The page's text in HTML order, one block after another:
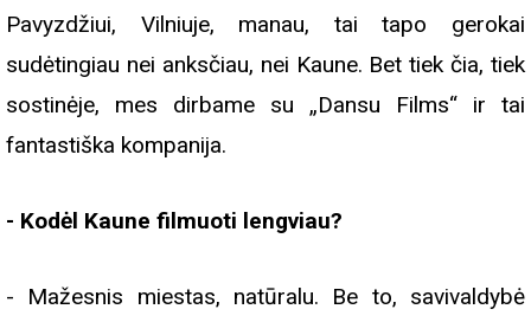
Pavyzdžiui, Vilniuje, manau, tai tapo gerokai
sudėtingiau nei anksčiau, nei Kaune. Bet tiek čia, tiek
sostinėje, mes dirbame su „Dansu Films“ ir tai
fantastiška kompanija.
- Kodėl Kaune filmuoti lengviau?
- Mažesnis miestas, natūralu. Be to, savivaldybė